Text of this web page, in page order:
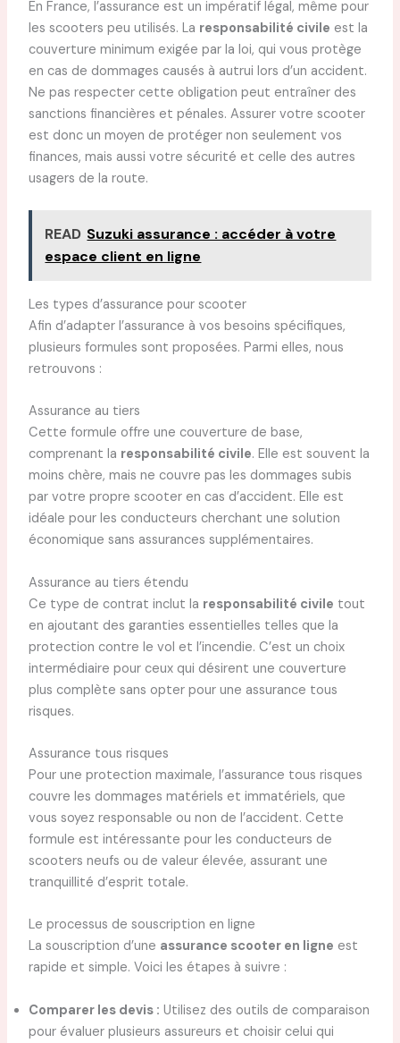
En France, l’assurance est un impératif légal, même pour
les scooters peu utilisés. La responsabilité civile est la
couverture minimum exigée par la loi, qui vous protège
en cas de dommages causés à autrui lors d’un accident.
Ne pas respecter cette obligation peut entraîner des
sanctions financières et pénales. Assurer votre scooter
est donc un moyen de protéger non seulement vos
finances, mais aussi votre sécurité et celle des autres
usagers de la route.
READ Suzuki assurance : accéder à votre
espace client en ligne
Les types d’assurance pour scooter
Afin d’adapter l’assurance à vos besoins spécifiques,
plusieurs formules sont proposées. Parmi elles, nous
retrouvons :
Assurance au tiers
Cette formule offre une couverture de base,
comprenant la responsabilité civile. Elle est souvent la
moins chère, mais ne couvre pas les dommages subis
par votre propre scooter en cas d’accident. Elle est
idéale pour les conducteurs cherchant une solution
économique sans assurances supplémentaires.
Assurance au tiers étendu
Ce type de contrat inclut la responsabilité civile tout
en ajoutant des garanties essentielles telles que la
protection contre le vol et l’incendie. C’est un choix
intermédiaire pour ceux qui désirent une couverture
plus complète sans opter pour une assurance tous
risques.
Assurance tous risques
Pour une protection maximale, l’assurance tous risques
couvre les dommages matériels et immatériels, que
vous soyez responsable ou non de l’accident. Cette
formule est intéressante pour les conducteurs de
scooters neufs ou de valeur élevée, assurant une
tranquillité d’esprit totale.
Le processus de souscription en ligne
La souscription d’une assurance scooter en ligne est
rapide et simple. Voici les étapes à suivre :
Comparer les devis : Utilisez des outils de comparaison
pour évaluer plusieurs assureurs et choisir celui qui